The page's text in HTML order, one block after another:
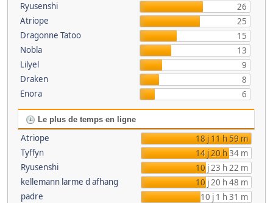
Ryusenshi
26
Atriope
25
Dragonne Tatoo
15
Nobla
13
Lilyel
9
Draken
8
Enora
6
Le plus de temps en ligne
Atriope
18 j 11 h 59 m
Tyffyn
14 j 20 h 34 m
Ryusenshi
10 j 23 h 22 m
kellemann larme d afhang
10 j 20 h 48 m
padre
10 j 1 h 31 m